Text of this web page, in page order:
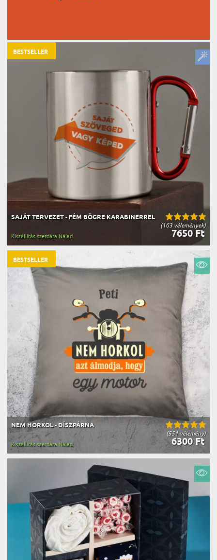
(163 vélemények)
SAJÁT TERVEZET - FÉM BÖGRE KARABINERREL
7650 Ft
Kiszállítás szerdára Nálad
BESTSELLER
(551 vélemény)
NEM HORKOL - DÍSZPÁRNA
6300 Ft
Kiszállítás szerdára Nálad
BESTSELLER